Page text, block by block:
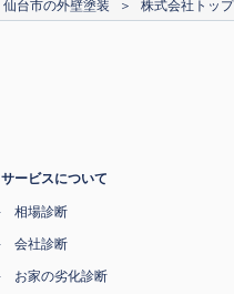
サービスについて
相場診断
会社診断
お家の劣化診断